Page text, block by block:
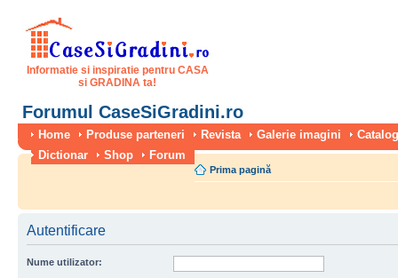
Informatie si inspiratie pentru CASA
si GRADINA ta!
Forumul CaseSiGradini.ro
Home Produse parteneri Revista Galerie imagini
Dictionar
Shop Forum
Prima pagină
Autentificare
Nume utilizator: